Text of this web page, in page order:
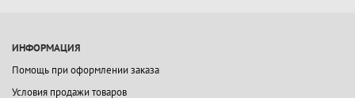
ИНФОРМАЦИЯ
Помощь при оформлении заказа
Условия продажи товаров